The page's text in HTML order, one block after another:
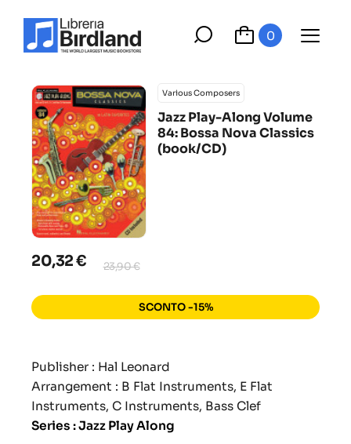
0
Various Composers
Jazz Play-Along Volume
84: Bossa Nova Classics
(book/CD)
20,32 € 23,90 €
SCONTO -15%
Publisher : Hal Leonard
Arrangement : B Flat Instruments, E Flat
Instruments, C Instruments, Bass Clef
Series : Jazz Play Along